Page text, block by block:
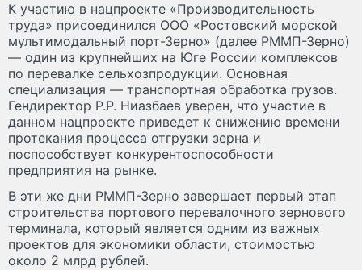
К участию в нацпроекте «Производительность
труда» присоединился ООО «Ростовский морской
мультимодальный порт-Зерно» (далее РММП-Зерно)
— один из крупнейших на Юге России комплексов
по перевалке сельхозпродукции. Основная
специализация — транспортная обработка грузов.
Гендиректор Р.Р. Ниазбаев уверен, что участие в
данном нацпроекте приведет к снижению времени
протекания процесса отгрузки зерна и
поспособствует конкурентоспособности
предприятия на рынке.
В эти же дни РММП-Зерно завершает первый этап
строительства портового перевалочного зернового
терминала, который является одним из важных
проектов для экономики области, стоимостью
около 2 млрд рублей.